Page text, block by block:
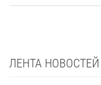
ЛЕНТА НОВОСТЕЙ